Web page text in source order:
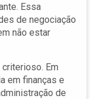
Essa
de negociação
não estar
Em
em finanças e
de